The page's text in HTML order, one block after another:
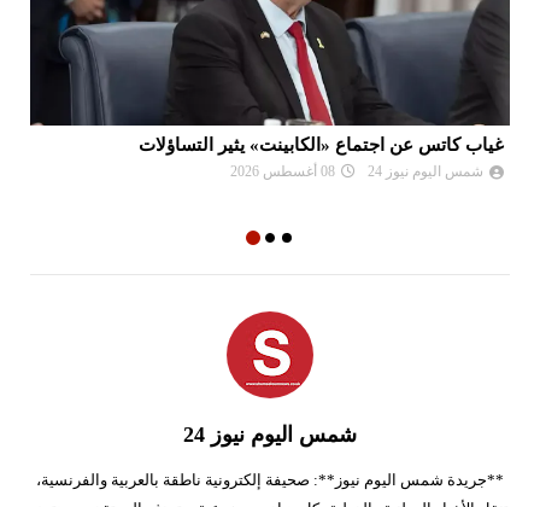
غياب كاتس عن اجتماع «الكابينت» يثير التساؤلات
شمس اليوم نيوز 24 08 أغسطس 2026
شمس اليوم نيوز 24
**جريدة شمس اليوم نيوز**: صحيفة إلكترونية ناطقة بالعربية والفرنسية،